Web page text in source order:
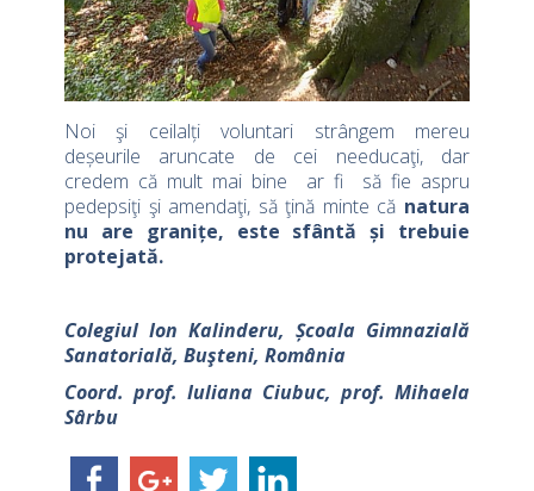
Noi şi ceilalți voluntari strângem mereu
deșeurile aruncate de cei needucaţi, dar
credem că mult mai bine ar fi să fie aspru
pedepsiţi şi amendaţi, să ţină minte că natura
nu are granițe, este sfântă și trebuie
protejată.
Colegiul Ion Kalinderu, Școala Gimnazială
Sanatorială, Buşteni, România
Coord. prof. Iuliana Ciubuc, prof. Mihaela
Sârbu